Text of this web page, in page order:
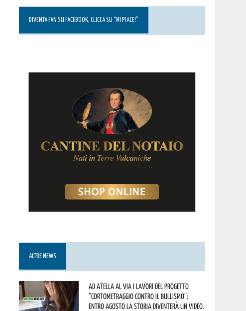
DIVENTA FAN SU FACEBOOK, CLICCA SU “MI PIACE!”
ALTRE NEWS
Ad Atella al via i lavori del progetto
“Cortometraggio contro il bullismo”:
entro agosto la storia diventerà un video.